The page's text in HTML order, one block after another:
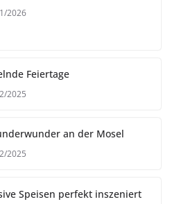
2026
Feiertage
2025
an der Mosel
2025
Speisen perfekt inszeniert